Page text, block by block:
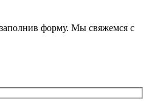
форму. Мы свяжемся с